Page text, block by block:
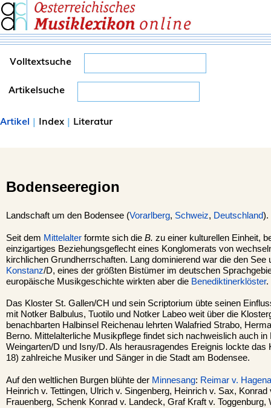
Volltextsuche
Artikelsuche
Artikel | Index | Literatur
Bodenseeregion
Landschaft um den Bodensee (Vorarlberg, Schweiz, Deutschland).
Seit dem Mittelalter formte sich die B. zu einer kulturellen Einheit,
einzigartiges Beziehungsgeflecht eines Konglomerats von
kirchlichen Grundherrschaften. Lang dominierend war die den See
Konstanz/D, eines der größten Bistümer im deutschen
europäische Musikgeschichte wirkten aber die Benediktinerklöster.
Das Kloster St. Gallen/CH und sein Scriptorium übte seinen
mit Notker Balbulus, Tuotilo und Notker Labeo weit über die
benachbarten Halbinsel Reichenau lehrten Walafried Strabo,
Berno. Mittelalterliche Musikpflege findet sich nachweislich auch
Weingarten/D und Isny/D. Als herausragendes Ereignis lockte das
18) zahlreiche Musiker und Sänger in die Stadt am Bodensee.
Auf den weltlichen Burgen blühte der Minnesang: Reimar v.
Heinrich v. Tettingen, Ulrich v. Singenberg, Heinrich v. Sax,
Frauenberg, Schenk Konrad v. Landeck, Graf Kraft v. Toggenburg,